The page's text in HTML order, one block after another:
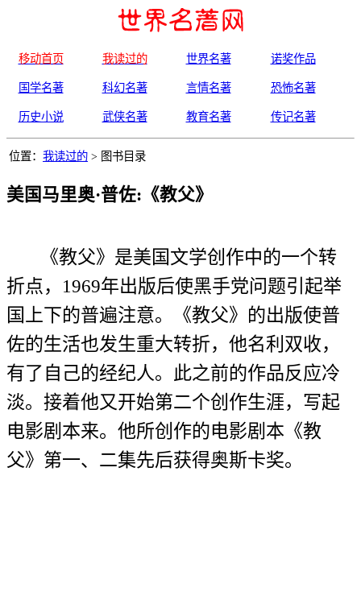
移动首页 我读过的 世界名著 诺奖作品
国学名著 科幻名著 言情名著 恐怖名著
历史小说 武侠名著 教育名著 传记名著
位置： 我读过的 > 图书目录
美国马里奥·普佐:《教父》
《教父》是美国文学创作中的一个转
折点，1969年出版后使黑手党问题引起举
国上下的普遍注意。《教父》的出版使普
佐的生活也发生重大转折，他名利双收，
有了自己的经纪人。此之前的作品反应冷
淡。接着他又开始第二个创作生涯，写起
电影剧本来。他所创作的电影剧本《教
父》第一、二集先后获得奥斯卡奖。